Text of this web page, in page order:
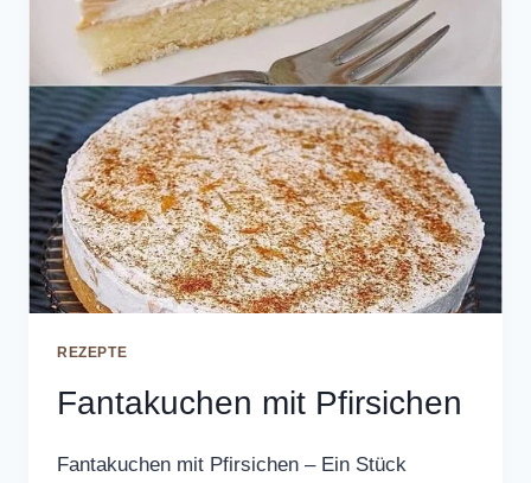
REZEPTE
Fantakuchen mit Pfirsichen
Fantakuchen mit Pfirsichen – Ein Stück